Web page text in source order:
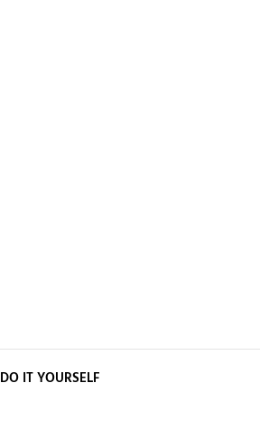
DO IT YOURSELF